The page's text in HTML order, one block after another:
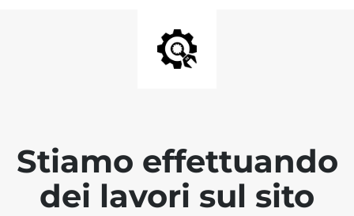
Stiamo effettuando
dei lavori sul sito